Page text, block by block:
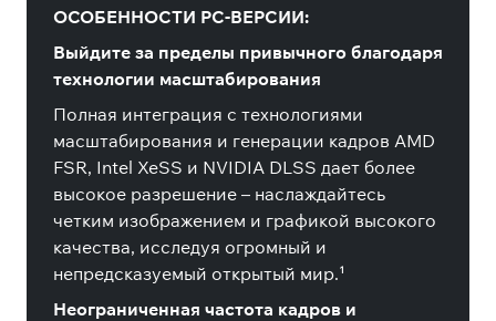
ОСОБЕННОСТИ PC-ВЕРСИИ:
Выйдите за пределы привычного благодаря
технологии масштабирования
Полная интеграция с технологиями
масштабирования и генерации кадров AMD
FSR, Intel XeSS и NVIDIA DLSS дает более
высокое разрешение – наслаждайтесь
четким изображением и графикой высокого
качества, исследуя огромный и
непредсказуемый открытый мир.¹
Неограниченная частота кадров и